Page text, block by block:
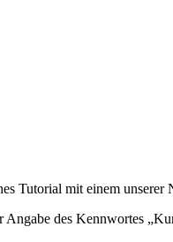
Tutorial mit einem unserer
Angabe des Kennwortes